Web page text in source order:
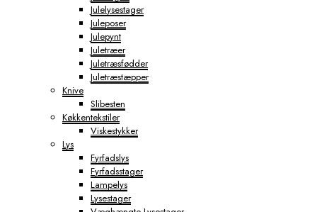
Julelysestager
Juleposer
Julepynt
Juletræer
Juletræsfødder
Juletræstæpper
Knive
Slibesten
Køkkentekstiler
Viskestykker
Lys
Fyrfadslys
Fyrfadsstager
Lampelys
Lysestager